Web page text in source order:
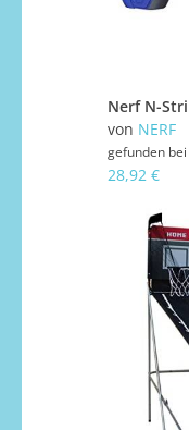
von NERF
gefunden bei
28,92 €